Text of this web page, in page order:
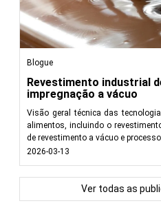
Blogue
Revestimento industrial
impregnação a vácuo
Visão geral técnica das
alimentos, incluindo o
de revestimento a vácuo e
2026-03-13
Ver todas as